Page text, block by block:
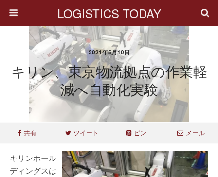
LOGISTICS TODAY
2021年5月10日
キリン、東京物流拠点の作業軽
減へ自動化実験
共有 ツイート ピン メール
キリンホール
ディングスは